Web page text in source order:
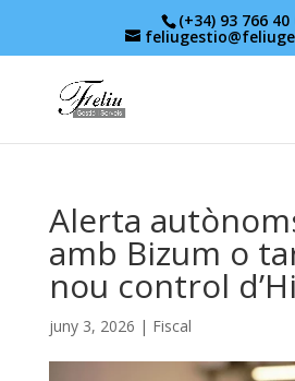
(+34) 93 766 40
Alerta
amb Bizum o
nou control
juny 3, 2026 | Fiscal